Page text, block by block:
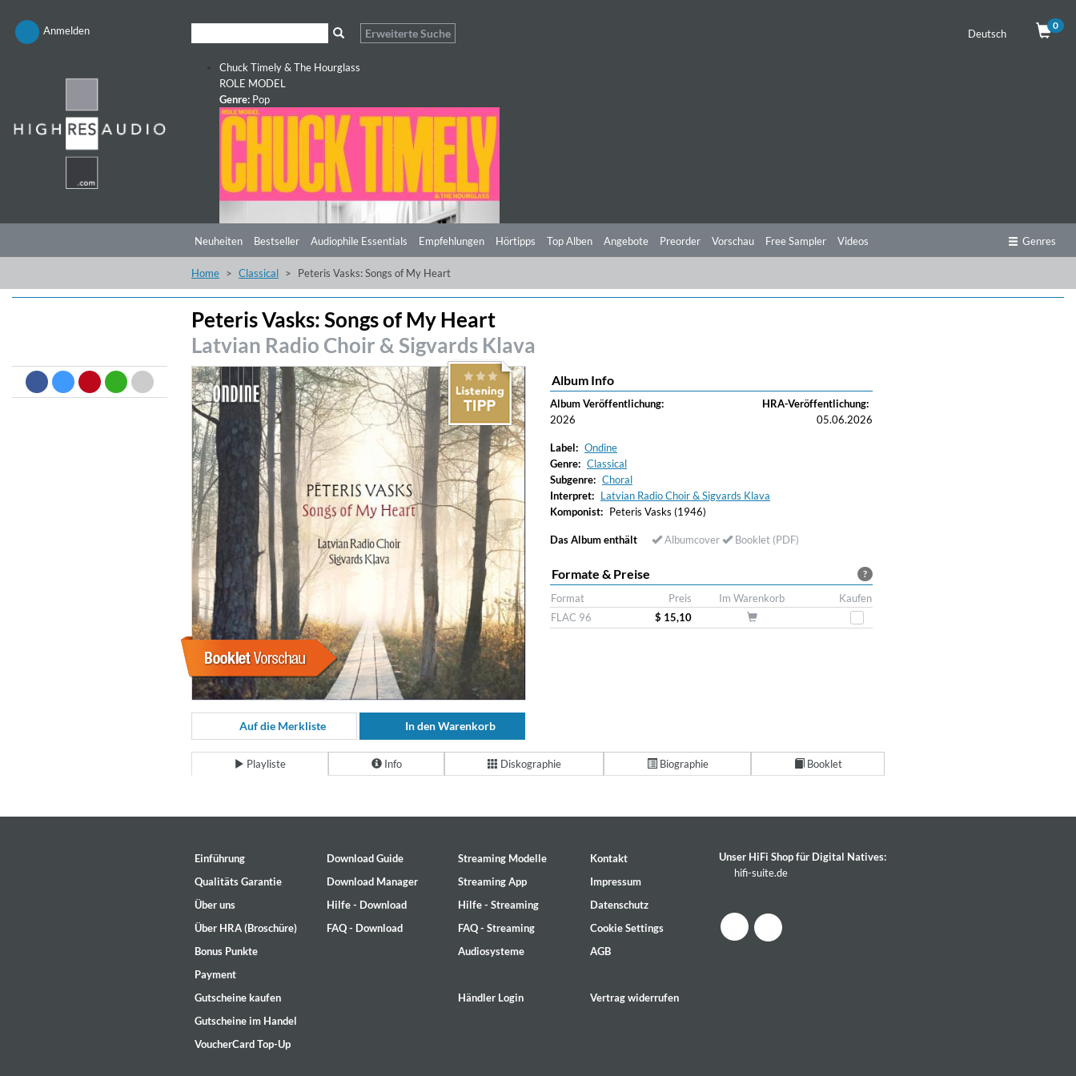
Anmelden Erweiterte Suche Deutsch
0
Chuck Timely & The Hourglass
ROLE MODEL
Genre: Pop
Dreamscapes II
Thomas Lemmer
Genre:
Electronic
For All Your Flowers
Skuli Sverrisson & Bill Frisell
Genre:Jazz
Haydn: String Quartets, Vol. 22
Neuheiten Bestseller Audiophile Essentials Empfehlungen Hörtipps Top Alben Angebote Preorder Vorschau Free Sampler Videos Genres
Home Classical Peteris Vasks: Songs of My Heart
Peteris Vasks: Songs of My Heart
Latvian Radio Choir & Sigvards Klava
Auf die Merkliste In den Warenkorb
Album Info
Album Veröffentlichung:
2026
HRA-Veröffentlichung:
05.06.2026
Label: Ondine
Genre: Classical
Subgenre: Choral
Interpret: Latvian Radio Choir & Sigvards Klava
Komponist: Peteris Vasks (1946)
Das Album enthält Albumcover Booklet (PDF)
?
Formate & Preise
Format Preis Im Warenkorb
Kaufen
FLAC 96
$ 15,10
Playliste Info Diskographie Biographie Booklet
Einführung
Qualitäts Garantie
Über uns
Über HRA (Broschüre)
Bonus Punkte
Payment
Gutscheine kaufen
Gutscheine im Handel
VoucherCard Top-Up
Download Guide
Download Manager
Hilfe - Download
FAQ - Download
Streaming Modelle
Streaming App
Hilfe - Streaming
FAQ - Streaming
Audiosysteme
Händler Login
Kontakt
Impressum
Datenschutz
Cookie Settings
AGB
Vertrag widerrufen
Unser HiFi Shop für Digital Natives:
hifi-suite.de